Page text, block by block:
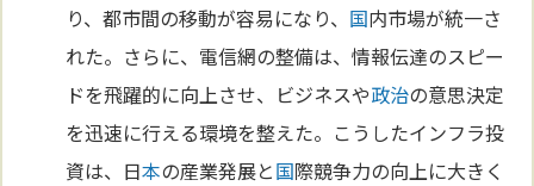
り、都市間の移動が容易になり、 国内市場が統一さ
れた。さらに、電信網の整備は、情報伝達のスピー
ドを飛躍的に向上させ、ビジネスや政治の意思決定
を迅速に行える環境を整えた。こうしたインフラ投
資は、日本の産業発展と国際競争力の向上に大きく